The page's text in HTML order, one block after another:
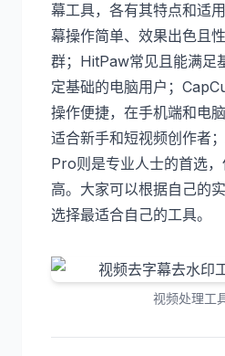
幕工具，各有其特点和适
幕操作简单、效果出色且
群；HitPaw常见且能满足
定基础的电脑用户；
操作便捷，在手机端和电
适合新手和短视频创作者
Pro则是专业人士的首选
高。大家可以根据自己的
选择最适合自己的工具。
视频处理工